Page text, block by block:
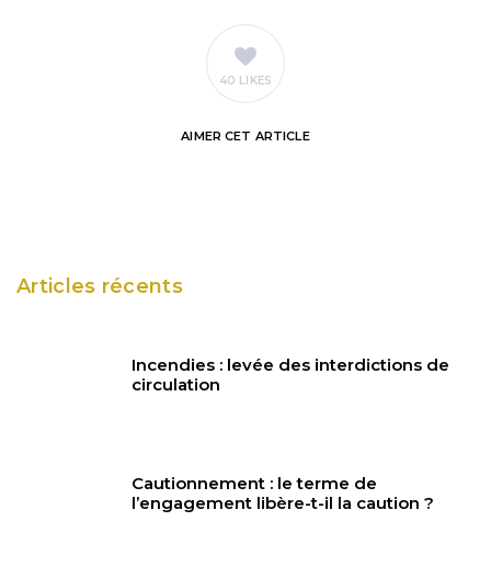
40 LIKES
AIMER CET ARTICLE
Articles récents
Incendies : levée des interdictions de
circulation
Cautionnement : le terme de
l’engagement libère-t-il la caution ?